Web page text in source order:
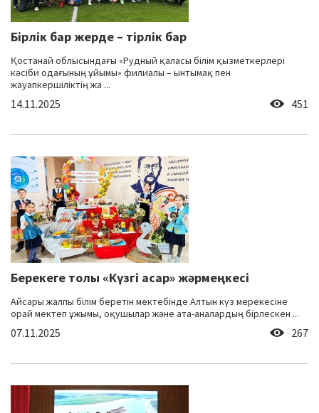
Бірлік бар жерде – тірлік бар
Қостанай облысындағы «Рудный қаласы білім қызметкерлері
кәсіби одағының ұйымы» филиалы – ынтымақ пен
жауапкершіліктің жа ...
14.11.2025 451
Берекеге толы «Күзгі асар» жәрмеңкесі
Айсары жалпы білім беретін мектебінде Алтын күз мерекесіне
орай мектеп ұжымы, оқушылар және ата-аналардың бірлескен ...
07.11.2025 267